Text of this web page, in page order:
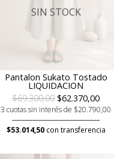
SIN STOCK
Pantalon Sukato Tostado
LIQUIDACION
$69.300,00 $62.370,00
3 cuotas sin interés de $20.790,00
$53.014,50con transferencia